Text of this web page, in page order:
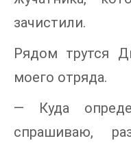
зачистили.
Рядом трутся
моего отряда.
— Куда
спрашиваю,